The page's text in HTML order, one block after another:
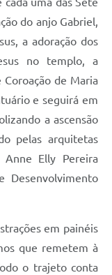
do anjo Gabriel,
a adoração dos
no templo, a
Coroação de Maria
e seguirá em
a ascensão
pelas arquitetas
Elly Pereira
Desenvolvimento
em painéis
que remetem à
o trajeto conta